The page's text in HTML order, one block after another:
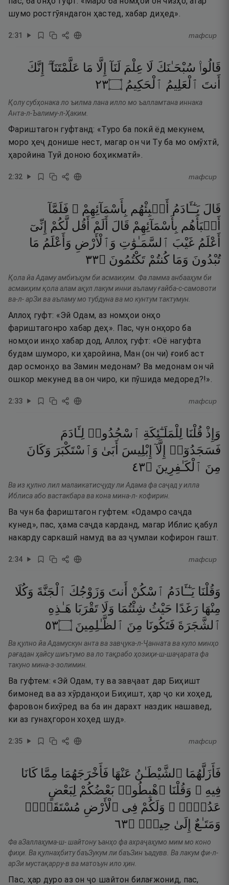
шумо ростгӯяндагон ҳастед, хабар диҳед».
2:31 тафсир
قَالُوا۟ سُبْحَـٰنَكَ لَا عِلْمَ لَنَآ إِلَّا مَا عَلَّمْتَنَآ ۖ إِنَّكَ
أَنتَ ٱلْعَلِيمُ ٱلْحَكِيمُ ۝٣٢
Қолу субҳонака ло ъилма лана илло мо ъалламтана иннака
Анта-л-Ъалиму-л-Ҳаким.
Фариштагон гуфтанд: «Туро ба покӣ ёд мекунем,
моро ҳеҷ донише нест, магар он чи Ту ба мо омӯхтӣ,
ҳаройина Туӣ доною боҳикматӣ».
2:32 тафсир
قَالَ يَـٰٓـَٔادَمُ أَنۢبِئْهُم بِأَسْمَآئِهِمْ ۖ فَلَمَّآ
أَنۢبَأَهُم بِأَسْمَآئِهِمْ قَالَ أَلَمْ أَقُل لَّكُمْ إِنِّىٓ
أَعْلَمُ غَيْبَ ٱلسَّمَـٰوَٰتِ وَٱلْأَرْضِ وَأَعْلَمُ مَا
تُبْدُونَ وَمَا كُنتُمْ تَكْتُمُونَ ۝٣٣
Қола йа Адаму амбиъҳум би асмаиҳим. Фа ламма анбааҳум би
асмаиҳим қола алам ақул лакум инни аъламу ғайба-с-самовоти
ва-л- арЗи ва аъламу мо тубдуна ва мо кунтум тактумун.
Аллоҳ гуфт: «Эй Одам, аз номҳои онҳо
фариштагонро хабар деҳ». Пас, чун онҳоро ба
номҳои инҳо хабар дод, Аллоҳ гуфт: «Оё нагуфта
будам шуморо, ки ҳаройина, Ман (он чи) ғоиб аст
дар осмонҳо ва Замин медонам? Ва медонам он чӣ
ошкор мекунед ва он чиро, ки пӯшида медоред?!».
2:33 тафсир
وَإِذْ قُلْنَا لِلْمَلَـٰٓئِكَةِ ٱسْجُدُوا۟ لِـَٔادَمَ
فَسَجَدُوٓا۟
إِلَّآ إِبْلِيسَ أَبَىٰ وَٱسْتَكْبَرَ وَكَانَ
مِنَ ٱلْكَـٰفِرِينَ ۝٣٤
Ва из қулно лил малаикатисҷуду ли Адама фа саҷад у илла
Иблиса або вастакбара ва кона мина-л- кофирин.
Ва чун ба фариштагон гуфтем: «Одамро саҷда
кунед», пас, ҳама саҷда карданд, магар Иблис қабул
накарду саркашӣ намуд ва аз ҷумлаи кофирон гашт.
2:34 тафсир
وَقُلْنَا يَـٰٓـَٔادَمُ ٱسْكُنْ أَنتَ وَزَوْجُكَ ٱلْجَنَّةَ وَكُلَا
مِنْهَا رَغَدًا حَيْثُ شِئْتُمَا وَلَا تَقْرَبَا هَـٰذِهِ
ٱلشَّجَرَةَ فَتَكُونَا مِنَ ٱلظَّـٰلِمِينَ ۝٣٥
Ва қулно йа Адамускун анта ва завҷука-л-Ҷанната ва куло минҳо
рағадан ҳайсу шиътумо ва ло тақрабо ҳозиҳи-ш-шаҷарата фа
такуно мина-з-золимин.
Ва гуфтем: «Эй Одам, ту ва завҷаат дар Биҳишт
бимонед ва аз хӯрданҳои Биҳишт, ҳар ҷо ки хоҳед,
фаровон бихӯред ва ба ин дарахт наздик нашавед,
ки аз гунаҳгорон хоҳед шуд».
2:35 тафсир
فَأَزَلَّهُمَا ٱلشَّيْطَـٰنُ عَنْهَا فَأَخْرَجَهُمَا مِمَّا كَانَا
فِيهِ ۖ وَقُلْنَا ٱهْبِطُوا۟ بَعْضُكُمْ لِبَعْضٍ
عَدُوٌّۭ ۖ وَلَكُمْ فِى ٱلْأَرْضِ مُسْتَقَرٌّۭ
وَمَتَـٰعٌ
إِلَىٰ حِينٍۢ ۝٣٦
Фа аЗаллаҳума-ш- шайтону ъанҳо фа ахраҷаҳумо мим мо коно
фиҳи. Ва қулнаҳбиту баъЗукум ли баъЗин ъадувв. Ва лакум фи-л-
арЗи мустақарру-в ва матоъун ило ҳин.
Пас, ҳар дуро аз он ҷо шайтон билағжонид, пас,